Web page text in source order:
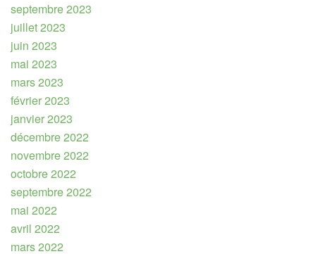
septembre 2023
juillet 2023
juin 2023
mai 2023
mars 2023
février 2023
janvier 2023
décembre 2022
novembre 2022
octobre 2022
septembre 2022
mai 2022
avril 2022
mars 2022